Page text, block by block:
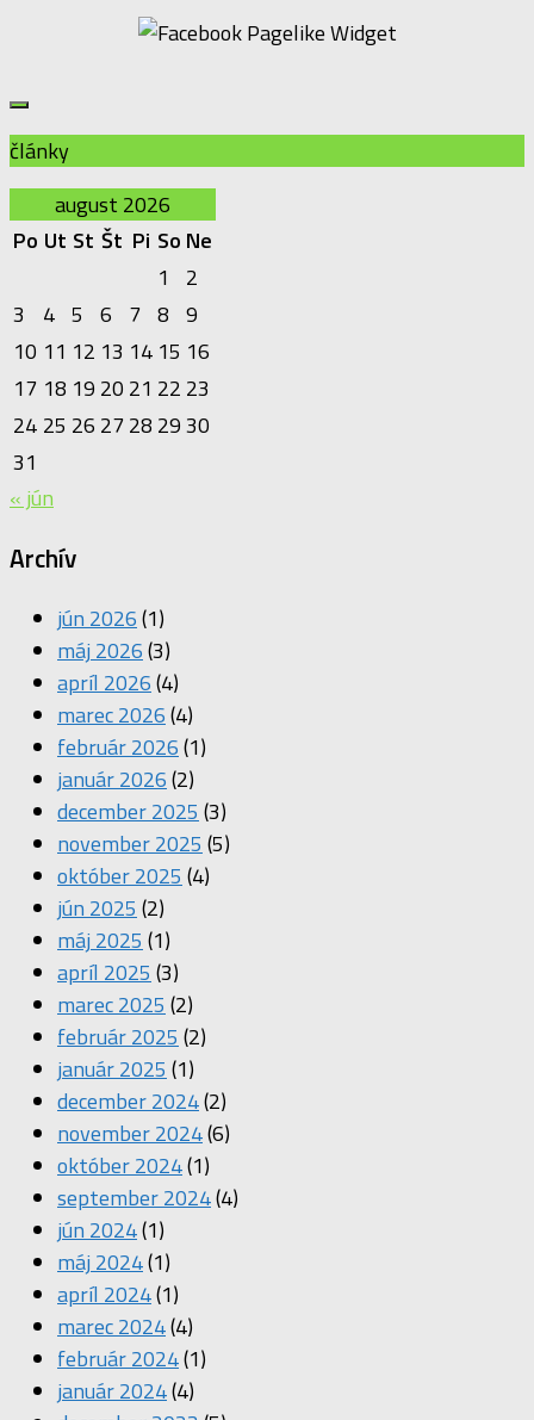
články
august 2026
Po Ut St Št Pi So Ne
1
2
3
4 5 6 7 8 9
10 11 12 13 14 15 16
17 18 19 20 21 22 23
24 25 26 2728 2930
31
« jún
Archív
jún 2026(1)
máj 2026(3)
apríl 2026(4)
marec 2026(4)
február 2026(1)
január 2026(2)
december 2025 (3)
november 2025 (5)
október 2025 (4)
jún 2025 (2)
máj 2025 (1)
apríl 2025 (3)
marec 2025 (2)
február 2025 (2)
január 2025 (1)
december 2024(2)
november 2024(6)
október 2024(1)
september 2024(4)
jún 2024(1)
máj 2024(1)
apríl 2024(1)
marec 2024(4)
február 2024(1)
január 2024(4)